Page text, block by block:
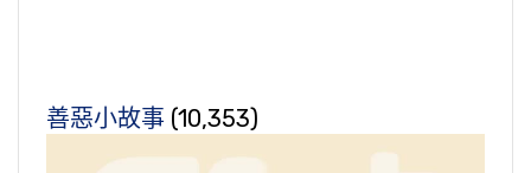
善惡小故事 (10,353)